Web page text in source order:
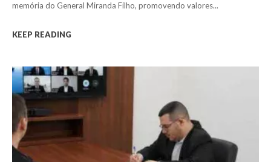
memória do General Miranda Filho, promovendo valores...
KEEP READING